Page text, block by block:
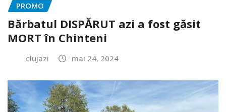
PROMO
Bărbatul DISPĂRUT azi a fost găsit
MORT în Chinteni
clujazi mai 24, 2024